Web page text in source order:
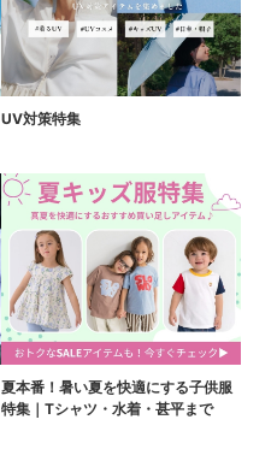
UV対策特集
夏本番！暑い夏を快適にする子供服
特集｜Tシャツ・水着・甚平まで